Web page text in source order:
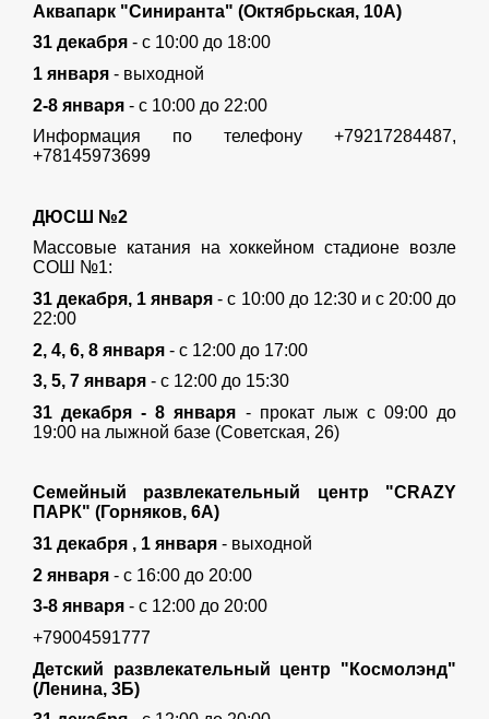
Аквапарк "Синиранта" (Октябрьская, 10А)
31 декабря - с 10:00 до 18:00
1 января - выходной
2-8 января - с 10:00 до 22:00
Информация по телефону +79217284487,
+78145973699
ДЮСШ №2
Массовые катания на хоккейном стадионе возле
СОШ №1:
31 декабря, 1 января - с 10:00 до 12:30 и с 20:00 до
22:00
2, 4, 6, 8 января - с 12:00 до 17:00
3, 5, 7 января - с 12:00 до 15:30
31 декабря - 8 января - прокат лыж с 09:00 до
19:00 на лыжной базе (Советская, 26)
Семейный развлекательный центр "CRAZY
ПАРК" (Горняков, 6А)
31 декабря , 1 января - выходной
2 января - с 16:00 до 20:00
3-8 января - с 12:00 до 20:00
+79004591777
Детский развлекательный центр "Космолэнд"
(Ленина, 3Б)